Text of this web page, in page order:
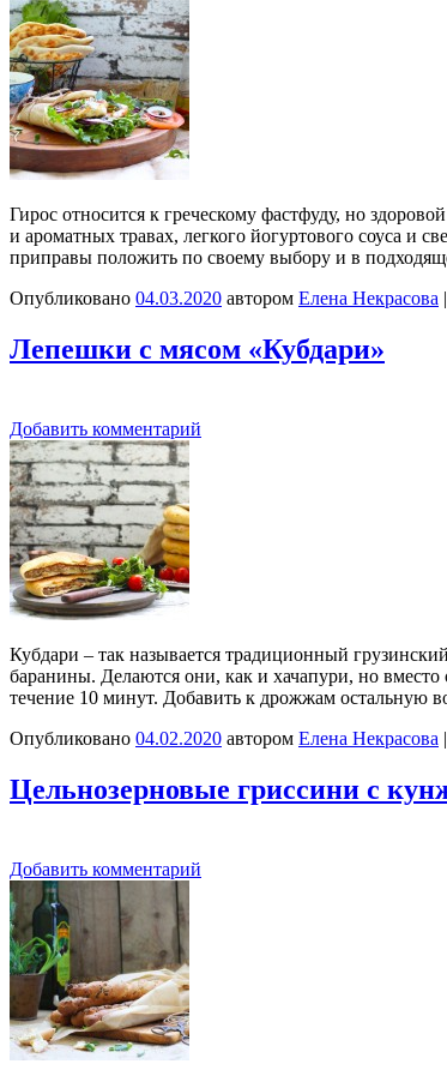
Гирос относится к греческому фастфуду, но
и ароматных травах, легкого йогуртового соуса и
приправы положить по своему выбору и в
Опубликовано 04.03.2020 автором Елена Некрасова |
Лепешки с мясом «Кубдари»
Добавить комментарий
Кубдари – так называется традиционный
баранины. Делаются они, как и хачапури, но вместо
течение 10 минут. Добавить к дрожжам остальную
Опубликовано 04.02.2020 автором Елена Некрасова |
Цельнозерновые гриссини с
Добавить комментарий